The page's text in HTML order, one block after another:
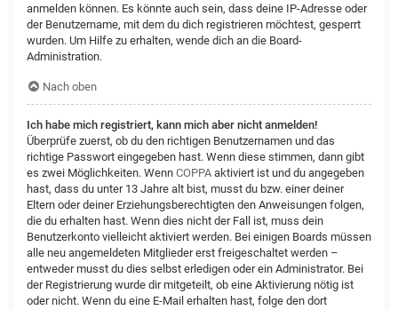
anmelden können. Es könnte auch sein, dass deine IP-Adresse oder
der Benutzername, mit dem du dich registrieren möchtest, gesperrt
wurden. Um Hilfe zu erhalten, wende dich an die Board-
Administration.
Nach oben
Ich habe mich registriert, kann mich aber nicht anmelden!
Überprüfe zuerst, ob du den richtigen Benutzernamen und das
richtige Passwort eingegeben hast. Wenn diese stimmen, dann gibt
es zwei Möglichkeiten. Wenn COPPA aktiviert ist und du angegeben
hast, dass du unter 13 Jahre alt bist, musst du bzw. einer deiner
Eltern oder deiner Erziehungsberechtigten den Anweisungen folgen,
die du erhalten hast. Wenn dies nicht der Fall ist, muss dein
Benutzerkonto vielleicht aktiviert werden. Bei einigen Boards müssen
alle neu angemeldeten Mitglieder erst freigeschaltet werden –
entweder musst du dies selbst erledigen oder ein Administrator. Bei
der Registrierung wurde dir mitgeteilt, ob eine Aktivierung nötig ist
oder nicht. Wenn du eine E-Mail erhalten hast, folge den dort